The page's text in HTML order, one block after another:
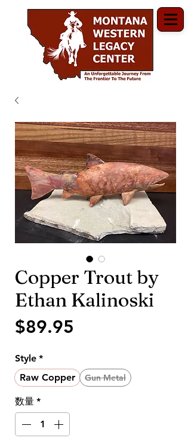
Copper Trout by
Ethan Kalinoski
$89.95
Style *
Raw Copper
Gun Metal
数量 *